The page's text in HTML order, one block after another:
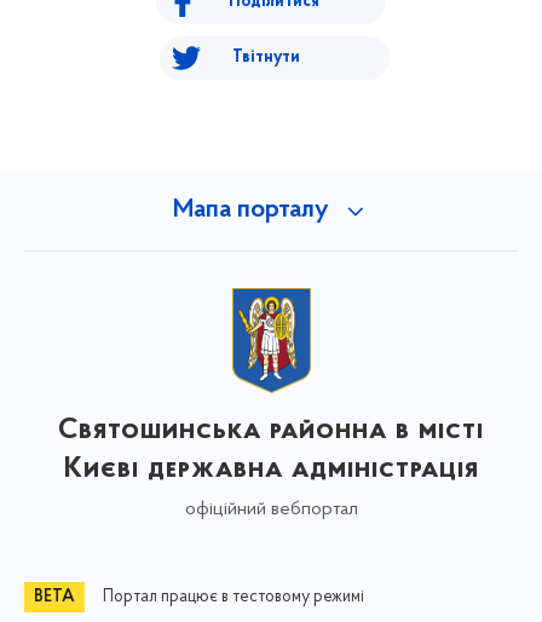
Твітнути
Мапа порталу
Святошинська районна в місті
Києві державна адміністрація
офіційний вебпортал
Портал працює в тестовому режимі